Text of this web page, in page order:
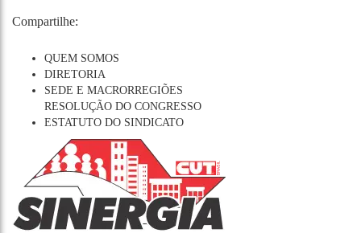
Compartilhe:
QUEM SOMOS
DIRETORIA
SEDE E MACRORREGIÕES
RESOLUÇÃO DO CONGRESSO
ESTATUTO DO SINDICATO